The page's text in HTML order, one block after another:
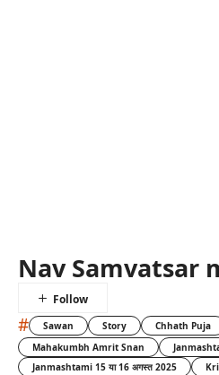
Nav Samvatsar
# Sawan Story Chhath Puja
Mahakumbh Amrit Snan
Janmashtami 15 या 16 अगस्त 2025